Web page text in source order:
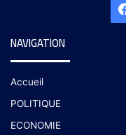
NAVIGATION
Accueil
POLITIQUE
ECONOMIE